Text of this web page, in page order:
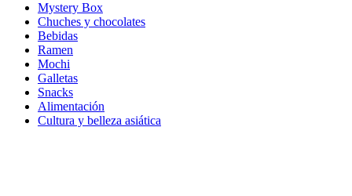
Mystery Box
Chuches y chocolates
Bebidas
Ramen
Mochi
Galletas
Snacks
Alimentación
Cultura y belleza asiática